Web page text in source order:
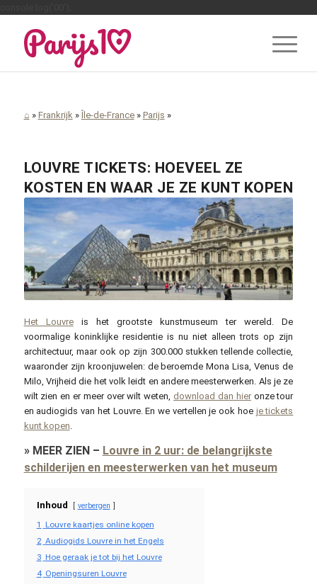
⌂ » Frankrijk» Île-de-France» Parijs »
LOUVRE TICKETS: HOEVEEL ZE
KOSTEN EN WAAR JE ZE KUNT KOPEN
Larry / commons.wikimedia.org / CC BY 2.0
Het Louvreis het grootste kunstmuseum ter wereld. De
voormalige koninklijke residentie is nu niet alleen trots op zijn
architectuur, maar ook op zijn 300.000 stukken tellende collectie,
waaronder zijn kroonjuwelen: de beroemde Mona Lisa, Venus de
Milo, Vrijheid die het volk leidt en andere meesterwerken. Als je ze
wilt zien en er meer over wilt weten, download dan hieronze tour
en audiogids van het Louvre. En we vertellen je ook hoe je tickets
kunt kopen
» MEER ZIEN – Louvre in 2 uur: de belangrijkste
schilderijen en meesterwerken van het museum
Inhoud verbergen
1 Louvre kaartjes online kopen
2 Audiogids Louvre in het Engels
3 Hoe geraak je tot bij het Louvre
4 Openingsuren Louvre